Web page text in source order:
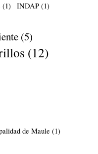
(1) INDAP (1)
(5)
(12)
de Maule (1)